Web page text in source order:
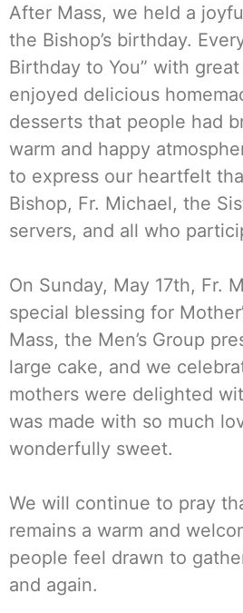
After Mass, we held a
the Bishop’s birthday.
Birthday to You” with
enjoyed delicious
desserts that people had
warm and happy
to express our heartfelt
Bishop, Fr. Michael, the
servers, and all who
On Sunday, May 17th, Fr.
special blessing for
Mass, the Men’s Group
large cake, and we
mothers were delighted
was made with so much
wonderfully sweet.
We will continue to pray
remains a warm and
people feel drawn to
and again.